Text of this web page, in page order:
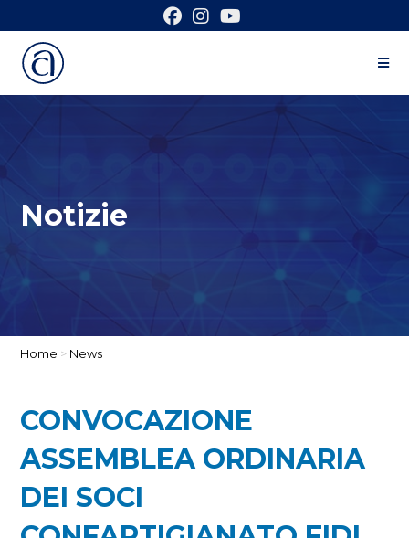
Notizie
Home > News
CONVOCAZIONE
ASSEMBLEA ORDINARIA
DEI SOCI